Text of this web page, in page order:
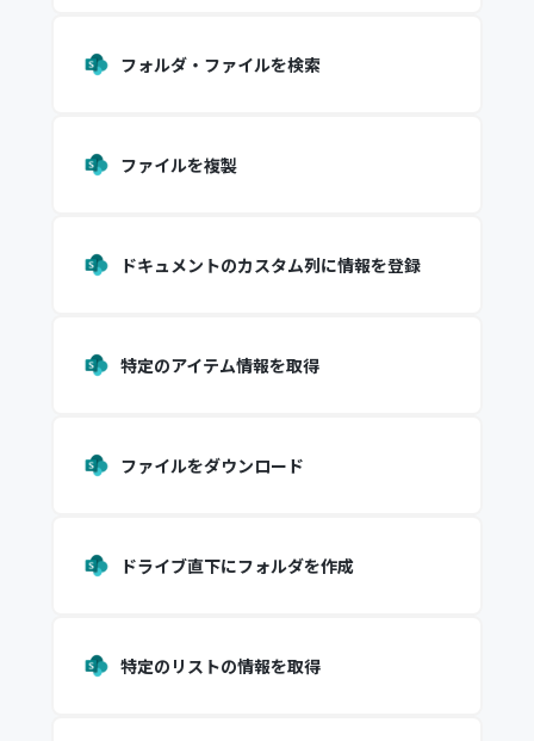
フォルダ・ファイルを検索
ファイルを複製
ドキュメントのカスタム列に情報を登録
特定のアイテム情報を取得
ファイルをダウンロード
ドライブ直下にフォルダを作成
特定のリストの情報を取得